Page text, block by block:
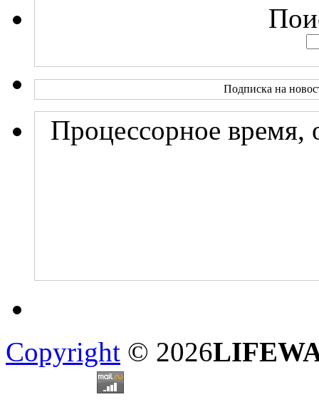
Подписка на
Процессорное время,
Copyright © 2026